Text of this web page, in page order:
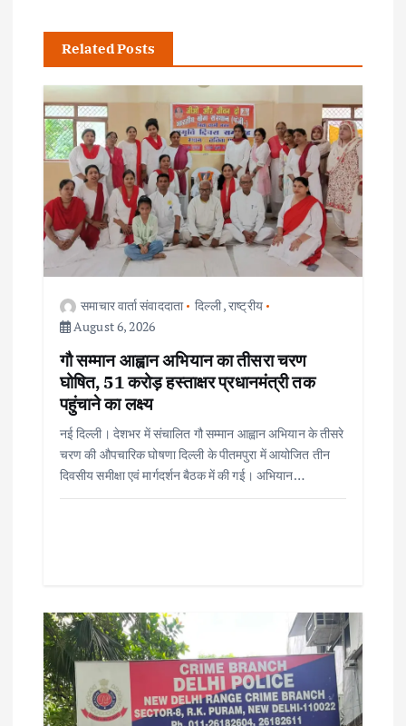
g
a
o
Related Posts
समाचार वार्ता संवाददाता दिल्ली,राष्ट्रीय
August 6, 2026
गौ सम्मान आह्वान अभियान का तीसरा चरण
घोषित, 51 करोड़ हस्ताक्षर प्रधानमंत्री तक
पहुंचाने का लक्ष्य
नई दिल्ली। देशभर में संचालित गौ सम्मान आह्वान अभियान के तीसरे
चरण की औपचारिक घोषणा दिल्ली के पीतमपुरा में आयोजित तीन
दिवसीय समीक्षा एवं मार्गदर्शन बैठक में की गई। अभियान…